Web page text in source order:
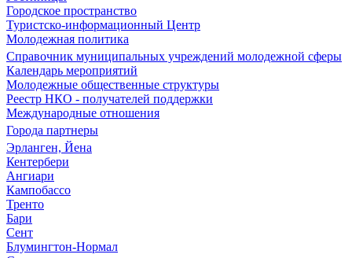
Городское пространство
Туристско-информационный Центр
Молодежная политика
Справочник муниципальных учреждений молодежной сферы
Календарь мероприятий
Молодежные общественные структуры
Реестр НКО - получателей поддержки
Международные отношения
Города партнеры
Эрланген, Йена
Кентербери
Ангиари
Кампобассо
Тренто
Бари
Сент
Блумингтон-Нормал